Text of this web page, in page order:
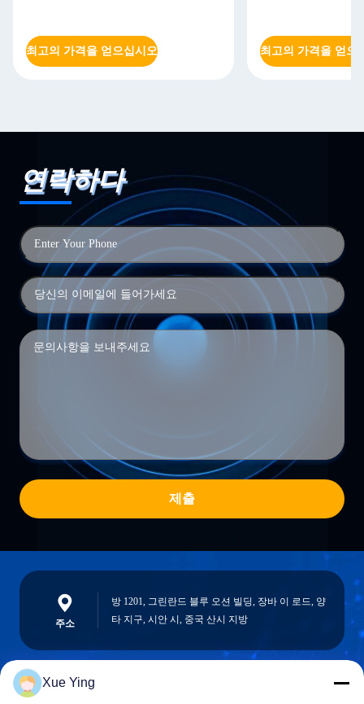
최고의 가격을 얻으십시오 최고의 가격을 얻으
연락하다
제출
주소
방 1201, 그린란드 블루 오션 빌딩, 장바 이 로드, 양
타 지구, 시안 시, 중국 산시 지방
Xue Ying